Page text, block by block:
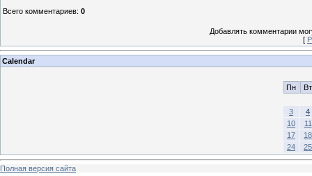
Всего комментариев: 0
Добавлять комментарии
[
Calendar
Пн Вт
3
4
10
11
17
18
24
25
Полная версия сайта